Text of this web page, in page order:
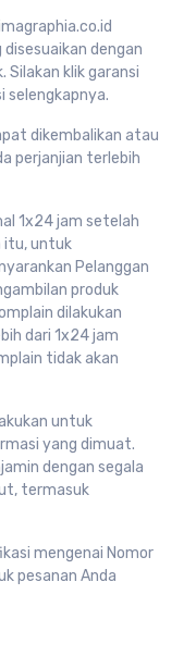
dengan
Silakan klik garansi
selengkapnya.
dikembalikan atau
perjanjian terlebih
1x24 jam setelah
itu, untuk
Pelanggan
produk
dilakukan
dari 1x24 jam
tidak akan
untuk
yang dimuat.
dengan segala
termasuk
mengenai Nomor
pesanan Anda